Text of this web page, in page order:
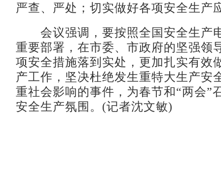
严查、严处；切实做好各项安全生产
会议强调，要按照全国安全生产
重要部署，在市委、市政府的坚强领
项安全措施落到实处，更加扎实有效
产工作，坚决杜绝发生重特大生产安
重社会影响的事件，为春节和“两会”
安全生产氛围。(记者沈文敏)